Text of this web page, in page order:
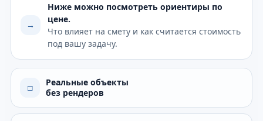
→
Ниже можно посмотреть ориентиры по
цене.
Что влияет на смету и как считается стоимость
под вашу задачу.
□
Реальные объекты
без рендеров